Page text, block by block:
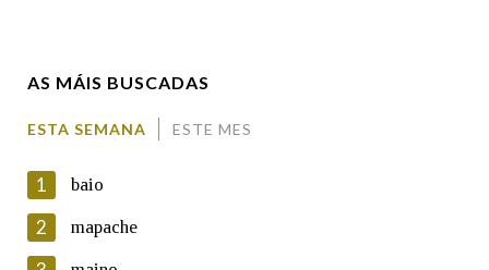
AS MÁIS BUSCADAS
ESTA SEMANA ESTE MES
1 baio
2 mapache